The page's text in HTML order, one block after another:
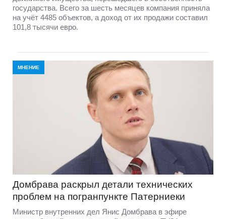
государства. Всего за шесть месяцев компания приняла
на учёт 4485 объектов, а доход от их продажи составил
101,8 тысячи евро.
МНЕНИЕ
Домбравa раскрыл детали технических
проблем на погранпункте Патерниеки
Министр внутренних дел Янис Домбрава в эфире